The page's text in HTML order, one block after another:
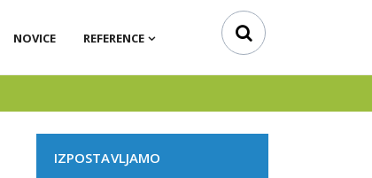
REFERENCE
NOVICE
IZPOSTAVLJAMO